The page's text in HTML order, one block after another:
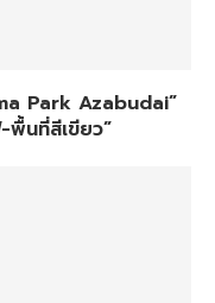
Park Azabudai”
นที่สีเขียว”